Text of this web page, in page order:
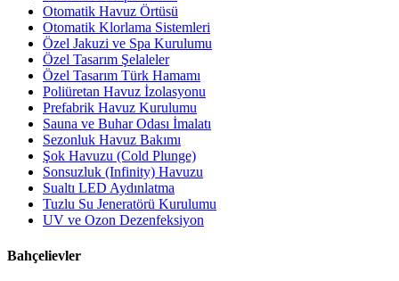
Otomatik Havuz Örtüsü
Otomatik Klorlama Sistemleri
Özel Jakuzi ve Spa Kurulumu
Özel Tasarım Şelaleler
Özel Tasarım Türk Hamamı
Poliüretan Havuz İzolasyonu
Prefabrik Havuz Kurulumu
Sauna ve Buhar Odası İmalatı
Sezonluk Havuz Bakımı
Şok Havuzu (Cold Plunge)
Sonsuzluk (Infinity) Havuzu
Sualtı LED Aydınlatma
Tuzlu Su Jeneratörü Kurulumu
UV ve Ozon Dezenfeksiyon
Bahçelievler